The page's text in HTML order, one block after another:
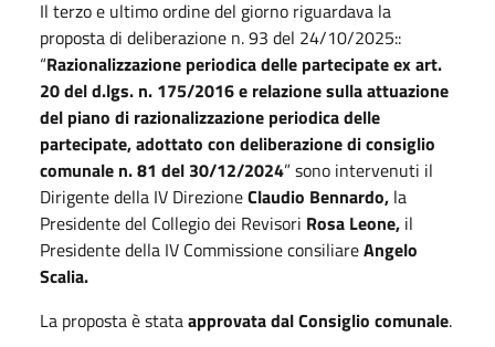
Il terzo e ultimo ordine del giorno riguardava la
proposta di deliberazione n. 93 del 24/10/2025::
“Razionalizzazione periodica delle partecipate ex art.
20 del d.lgs. n. 175/2016 e relazione sulla attuazione
del piano di razionalizzazione periodica delle
partecipate, adottato con deliberazione di consiglio
comunale n. 81 del 30/12/2024” sono intervenuti il
Dirigente della IV DirezioneClaudio Bennardo, la
Presidente del Collegio dei Revisori Rosa Leone, il
Presidente della IV Commissione consiliareAngelo
Scalia.
La proposta è stataapprovata dal Consiglio comunale.